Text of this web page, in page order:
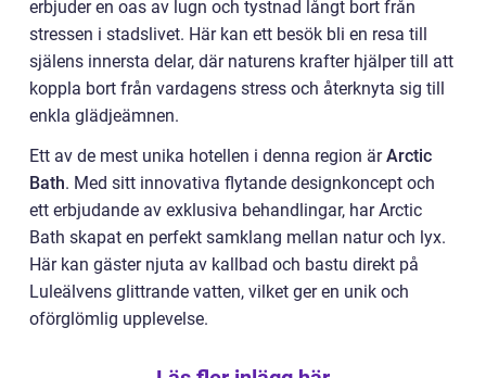
erbjuder en oas av lugn och tystnad långt bort från
stressen i stadslivet. Här kan ett besök bli en resa till
själens innersta delar, där naturens krafter hjälper till att
koppla bort från vardagens stress och återknyta sig till
enkla glädjeämnen.
Ett av de mest unika hotellen i denna region ärArctic
Bath. Med sitt innovativa flytande designkoncept och
ett erbjudande av exklusiva behandlingar, har Arctic
Bath skapat en perfekt samklang mellan natur och lyx.
Här kan gäster njuta av kallbad och bastu direkt på
Luleälvens glittrande vatten, vilket ger en unik och
oförglömlig upplevelse.